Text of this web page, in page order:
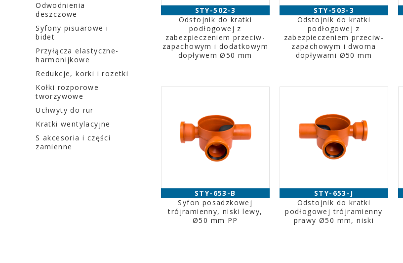
Odwodnienia
deszczowe
Syfony pisuarowe i
bidet
Przyłącza elastyczne-
harmonijkowe
Redukcje, korki i rozetki
Kołki rozporowe
tworzywowe
Uchwyty do rur
Kratki wentylacyjne
S akcesoria i części
zamienne
STY-502-3
Odstojnik do kratki
podłogowej z
zabezpieczeniem przeciw-
zapachowym i dodatkowym
dopływem Ø50 mm
STY-503-3
Odstojnik do kratki
podłogowej z
zabezpieczeniem przeciw-
zapachowym i dwoma
dopływami Ø50 mm
STY-653-B
Syfon posadzkowej
trójramienny, niski lewy,
Ø50 mm PP
STY-653-J
Odstojnik do kratki
podłogowej trójramienny
prawy Ø50 mm, niski